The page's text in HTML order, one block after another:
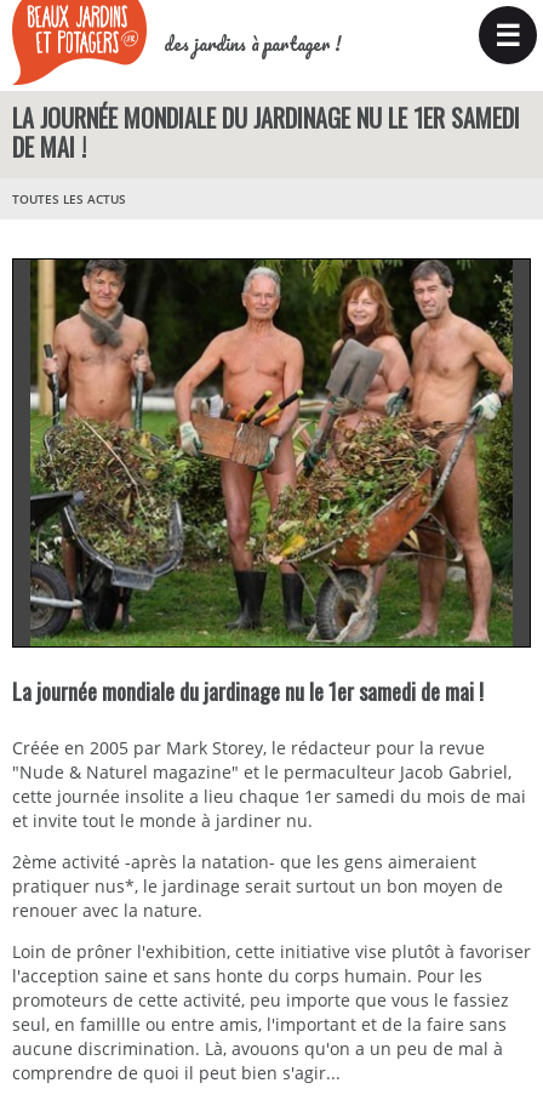
des jardins à partager ! ☰
LA JOURNÉE MONDIALE DU JARDINAGE NU LE 1ER SAMEDI
DE MAI !
TOUTES LES ACTUS
La journée mondiale du jardinage nu le 1er samedi de mai !
Créée en 2005 par Mark Storey, le rédacteur pour la revue
"Nude & Naturel magazine" et le permaculteur Jacob Gabriel,
cette journée insolite a lieu chaque 1er samedi du mois de mai
et invite tout le monde à jardiner nu.
2ème activité -après la natation- que les gens aimeraient
pratiquer nus*, le jardinage serait surtout un bon moyen de
renouer avec la nature.
Loin de prôner l'exhibition, cette initiative vise plutôt à favoriser
l'acception saine et sans honte du corps humain. Pour les
promoteurs de cette activité, peu importe que vous le fassiez
seul, en famillle ou entre amis, l'important et de la faire sans
aucune discrimination. Là, avouons qu'on a un peu de mal à
comprendre de quoi il peut bien s'agir...